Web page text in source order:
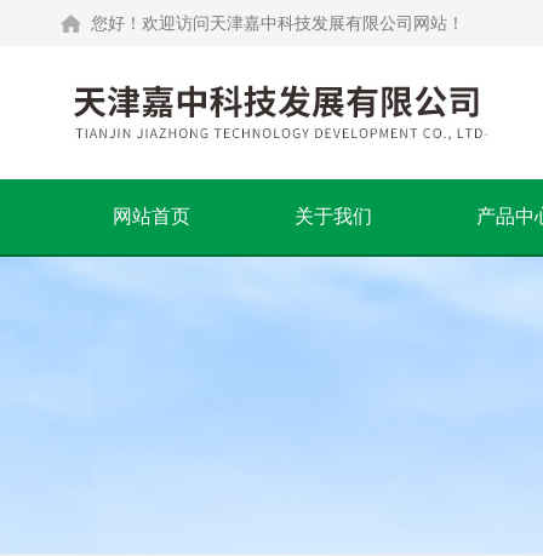
您好！欢迎访问天津嘉中科技发展有限公司网站！
网站首页 关于我们 产品中